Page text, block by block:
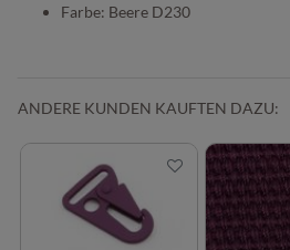
Farbe: Beere D230
ANDERE KUNDEN KAUFTEN DAZU: